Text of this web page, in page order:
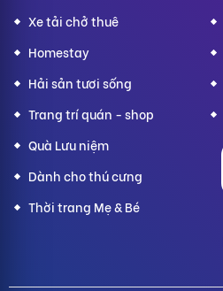
Xe tải chở thuê
Homestay
Hải sản tươi sống
Trang trí quán - shop
Quà Lưu niệm
Dành cho thú cưng
Thời trang Mẹ & Bé